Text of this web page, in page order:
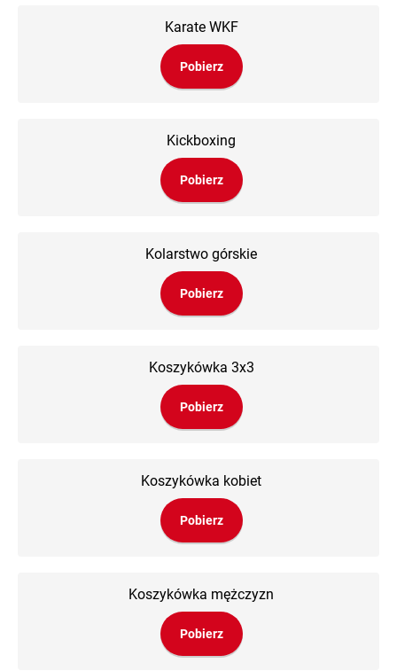
Karate WKF
Pobierz
Kickboxing
Pobierz
Kolarstwo górskie
Pobierz
Koszykówka 3x3
Pobierz
Koszykówka kobiet
Pobierz
Koszykówka mężczyzn
Pobierz